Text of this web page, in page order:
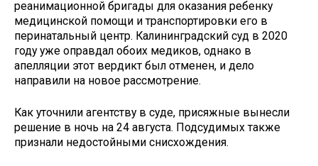
реанимационной бригады для оказания ребенку
медицинской помощи и транспортировки его в
перинатальный центр. Калининградский суд в 2020
году уже оправдал обоих медиков, однако в
апелляции этот вердикт был отменен, и дело
направили на новое рассмотрение.
Как уточнили агентству в суде, присяжные вынесли
решение в ночь на 24 августа. Подсудимых также
признали недостойными снисхождения.